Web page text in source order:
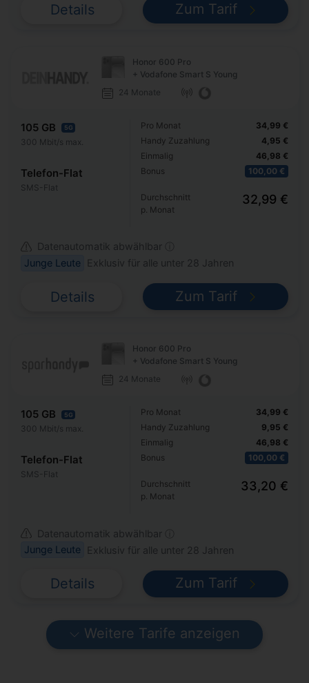
Details Zum Tarif
Honor 600 Pro
+ Vodafone Smart S Young
24 Monate
105 GB 5G
300 Mbit/s max.
Telefon-Flat
SMS-Flat
Pro Monat
Handy Zuzahlung
Einmalig
Bonus
34,99 €
4,95 €
46,98 €
100,00 €
Durchschnitt
p. Monat
32,99 €
Datenautomatik abwählbar ⓘ
Junge Leute
Exklusiv für alle unter 28 Jahren
Details Zum Tarif
Honor 600 Pro
+ Vodafone Smart S Young
24 Monate
105 GB 5G
300 Mbit/s max.
Telefon-Flat
SMS-Flat
Pro Monat
Handy Zuzahlung
Einmalig
Bonus
34,99 €
9,95 €
46,98 €
100,00 €
Durchschnitt
p. Monat
33,20 €
Datenautomatik abwählbar ⓘ
Junge Leute
Exklusiv für alle unter 28 Jahren
Details Zum Tarif
Weitere Tarife anzeigen